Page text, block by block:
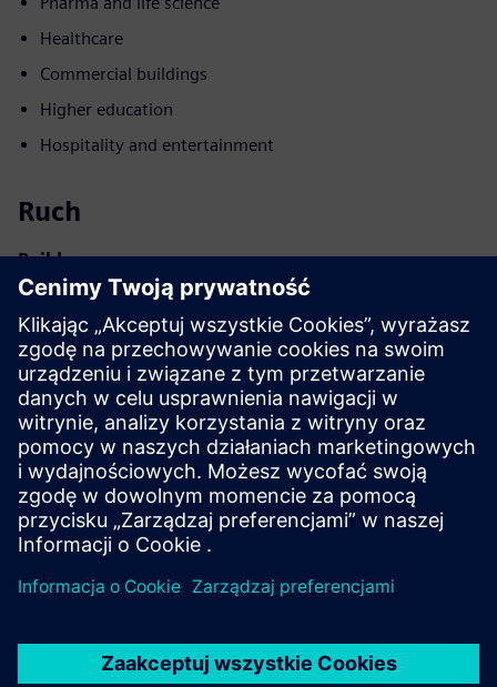
Healthcare
Commercial buildings
Higher education
Hospitality and entertainment
Ruch
Build
Rozszerza lub buduje na bazie produktu/rozwiązania
Siemens Xcelerator poprzez tworzenie nowego produktu
lub tworzy nowe rozwiązanie dla klienta poprzez integrację
produktu Siemens Xcelerator z produktem własnym
Service
Zapewnia usługę dla produktu/rozwiązania Siemens
Xcelerator, która pomaga klientowi we wdrożeniu,
integracji, obsłudze lub konserwacji